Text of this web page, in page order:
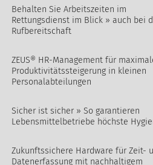
Behalten Sie Arbeitszeiten im
Rettungsdienst im Blick » auch bei
Rufbereitschaft
ZEUS® HR-Management für
Produktivitätssteigerung in kleinen
Personalabteilungen
Sicher ist sicher » So garantieren
Lebensmittelbetriebe höchste
Zukunftssichere Hardware für Zeit-
Datenerfassung mit nachhaltigem